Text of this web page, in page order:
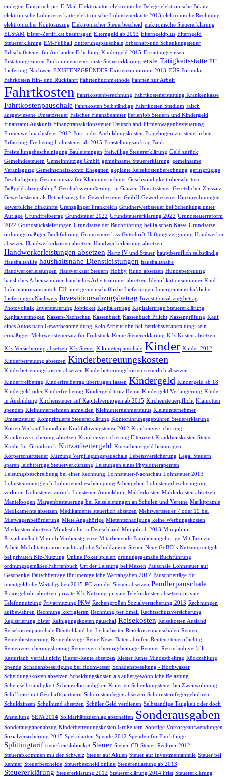
einlegen Einspruch per E-Mail Elektroautos elektronische Belege elektronische Bilanz
elektronische Lohnsteuerkarte elektronische Lohnsteuerkarte 2013 elektronische Rechnung
elektronischer Kontoauszug Elektronischer Steuerbescheid elektronische Steuererklärung
ELStAM Elster-Zertifikat beantragen Elterngeld ab 2013 Elterngeldplus Elterngeld
Steuererklärung EM-Fußball Entferungspauschale Erbschaft-und Schenkungsteuer
Erbschaftsteuer für Ausländer Erhöhung Kindergeld 2015 Erstattungszinsen
Erstattungszinsen Einkommensteuer erste Steuererklärung erste Tätigkeitsstätte EU-
Lieferung Nachweis EXISTENZGRÜNDER Existenzminimum 2013 EÜR Formular
Fahrkosten Hin- und Rückfahrt Fahrtenbuchmethode Fahrten zur Arbeit
Fahrtkosten Fahrtkostenberechnung Fahrtkostenerstattung Krankenkasse
Fahrtkostenpauschale Fahrtkosten Selbständige Fahrtkosten Studium falsch
ausgewiesene Umsatzsteuer Falscher Finanzbeamter Ferienjob Steuern und Kindergeld
Finanzamt Auskunft Finanztransaktionssteuer Deutschland Firmenwagenbesteuerung
Firmenweihnachtsfeier 2012 Fort- oder Ausbildungskosten Fragebogen zur steuerlichen
Erfassung Freibetrag Lohnsteuer ab 2015 Freistellungsauftrag Bank
Freistellungsbescheinigung Bauleistungen freiwillige Steuererklärung Geld zurück
Gemeindesteuern Gemeinnützige GmbH gemeinsame Steuererklärung gemeinsame
Veranlagung Gemeinschaftskonto Ehegatten geplante Reisekostenberechnung geringfügige
Beschäftigung Gesamtumsatz für Kleinunternehmer Geschwindigkeit überschritten -
Bußgeld abzugsfähig? Geschäftsveräußerung im Ganzen Umsatzsteuer Gesetzlicher Zinssatz
Gewerbesteuer als Betriebsausgabe Gewerbesteuer GmbH Gewerbesteuer Hinzurechnungen
gewerbliche Einkünfte Grenzgänger Frankreich Grudnerwerbsteuer bei Schenkung unter
Auflage Grundfreibetrag Grundsteuer 2022 Grundsteuererklärung 2022 Grundsteuerreform
2022 Grundstücksleistungen Grundsätze der Buchführung bei falschen Kasse Grundsätze
ordnungsmäßiger Buchführung Grunsteuererlass Gutschrift Haftungsvergütung Handwerker
absetzen Handwerkerkosten absetzen Handwerkerleistung absetzen
Handwerkerleistungen absetzen Hartz IV und Steuer hauptberuflich selbständig
Haushaltshilfe haushaltsnahe Dienstleistungen haushaltsnahe
Handwerkerleistungen Hausverkauf Steuern Hobby Hund absetzen Hundebetreuung
häusliches Arbeitszimmer häusliches Arbeitszimmer absetzen Identifikationsnummer Kind
Informationsaustausch EU innergemeinschaftliche Lieferungen Innergemeinschaftliche
Lieferungen Nachweis Investitionsabzugsbetrag Investitionsabzugsbetrag
Photovoltaik Istversteuerung Jobticket Kapitalerträge Kapitalerträge Steuererklärung
Kapitalvermögen Kassen-Nachschau Kassenbuch Kassenbuch Pflicht Kassenprüfung Kauf
eines Autos nach Gewerbeanmeldung Kein Arbeitslohn bei Betriebsveranstaltung kein
ermäßigter Mehrwertsteuersatz für Frühstück Keine Steuererklärung Kfz-Kosten absetzen
Kfz-Versicherung absetzen Kfz Steuer Kilometerpauschale Kinder Kinder 2012
Kinderbetreuung absetzen Kinderbetreuungskosten
Kinderbetreuungskosten absetzen Kinderbetreuungskosten steuerlich absetzen
Kinderfreibetrag Kinderfreibetrag übertragen lassen Kindergeld Kindergeld ab 18
Kindergeld oder Kinderfreibetrag Kindergeld trotz Heirat Kindergeld Verlängerung Kinder
in Ausbildung Kirchensteuer auf Kapitalvermögen ab 2015 Kirchensteuerpflicht Klamotten
spenden Kleinunternehmen anmelden Kleinunternehmerstatus Kleinunternehmer
Umsatzsteuer Komprimierte Steuererklärung Kontoführungsgebühren Steuererklärung
Kosten Verkauf Immobilie Kraftfahrzeugsteuer 2012 Krankenversicherung
Krankenversicherung absetzen Krankenversicherung Elternzeit Krankheitskosten Steuer
Kredit für Grundstück Kurzarbeitergeld Kurzarbeitergeld beantragen
Körperschaftsteuer Kürzung Verpflegungspauschale Lebensversicherung Legal Steuern
sparen leichtfertige Steuerverkürzung Leistungen eines Physiotherapeuten
Leistungsbeschreibung bei einer Rechnung Lohnsteuer-Nachschau Lohnsteuer 2013
Lohnsteuerausgleich Lohnsteuerbescheinigung Arbeitgeber Lohnsteuerbescheinigung
verloren Lohnsteuer zurück Lonsteuer-Anmeldung Maklerkosten Maklerkosten absetzen
Mantelbogen Margenbesteuerung bei Reiseleistungen an Schulen und Vereine Marktprämie
Medikamente absetzen Medikamente steuerlich absetzen Mehrwertsteuer 7 oder 19 bei
Mietwagenbeförderung Miete Angehörige Mietentschädigung keine Werbungskosten
Mietkosten absetzen Mindestlohn in Deutschland Minijob ab 2013 Minijob im
Privathaushalt Minijob Verdienstgrenze Mitarbeitende Familienangehörige Mit Taxi zur
Arbeit Mobilitätsprämie nachträgliche Schuldzinsen Steuer Neue GoBD´s Nutzungsentgelt
bei privaten Kfz-Nutzung Online Poker spielen ordnungsgemäße Buchführung
ordnungsgemäßes Fahrtenbuch Ort der Leistung bei Messen Pauschale Lohnsteuer auf
Geschenke Pauschbeträge für unentgeliche Wertabgaben 2012 Pauschbeträge für
unentgeltliche Wertabgaben 2015 PC von der Steuer absetzen Pendlerpauschale
Praxisgebühr absetzen private Kfz Nutzung private Telefonkosten absetzen private
Telefonnutzung Privatnutzung PKW Rechengrößen Sozialversicherung 2013 Rechnungen
aufbewahren Rechnung korrigieren Rechnung per Email Rechtsschutzversicherung
Registrierung Elster Reinigungskosten pauschal Reisekosten Reisekosten Ausland
Reisekostenpauschale Deutschland bei Leiharbeiter Reisekostenpauschalen Renten
Rentenbesteuerung Rentenbezüge Rente News Daten abrufen Renten steuerpflichtig
Rentenversicherungsbeitrag Rentenversicherungsbeiträge Rentner Resturlaub verfällt
Resturlaub verfällt nicht Riester-Rente absetzen Riester Rente Mindestbeitrag Rückzahlung
Spende Schadensbeseitigung bei Hochwasser Schadensbeseitung - Hochwasser
Scheidungskosten absetzen Scheidungskosten als außergewöhnliche Belastung
Scheinselbständigkeit Scheinselbständigkeit Kriterien Schenkungsteuer bei Zweitwohnung
Schiffreise mit Geschäftspartnern Schornsteinfeger absetzen Schornsteinfegergebühren
Schuldzinsen Schulhund absetzen Schüler Geld verdienen Selbständige Tätigkeit oder doch
Anstellung SEPA 2014 Solidaritätszuschlag abschaffen Sonderausgaben
Sonderausgabenabzug Kinderbetreuungskosten Großeltern Sonstige Vorsorgeaufwendungen
Sozialversicherung 2015 Spekulanten Spende 2012 Spenden für Flüchtlinge
Splittingtarif steuefreie Jobticket Steuer Steuer-CD Steuer-Rechner 2012
Steuerabkommen mit der Schweiz Steuer auf Aktien Steuer auf Investmentanteile Steuer bei
Rentner Steuerbescheide Steuerbescheid online Steuerentlastung ab 2013
Steuererklärung Steuererklärung 2012 Steuererklärung 2014 Frist Steuererklärung